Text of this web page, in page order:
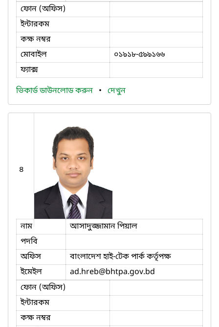
ফোন (অফিস)
ইন্টারকম
কক্ষ নম্বর
মোবাইল
০১৯১৮-৫৯৯১৬৬
ফ্যাক্স
ভিকার্ড ডাউনলোড করুন • দেখুন
৪
নাম
আসাদুজ্জামান পিয়াল
পদবি
অফিস
বাংলাদেশ হাই-টেক পার্ক কর্তৃপক্ষ
ইমেইল
ad.hreb@bhtpa.gov.bd
ফোন (অফিস)
ইন্টারকম
কক্ষ নম্বর